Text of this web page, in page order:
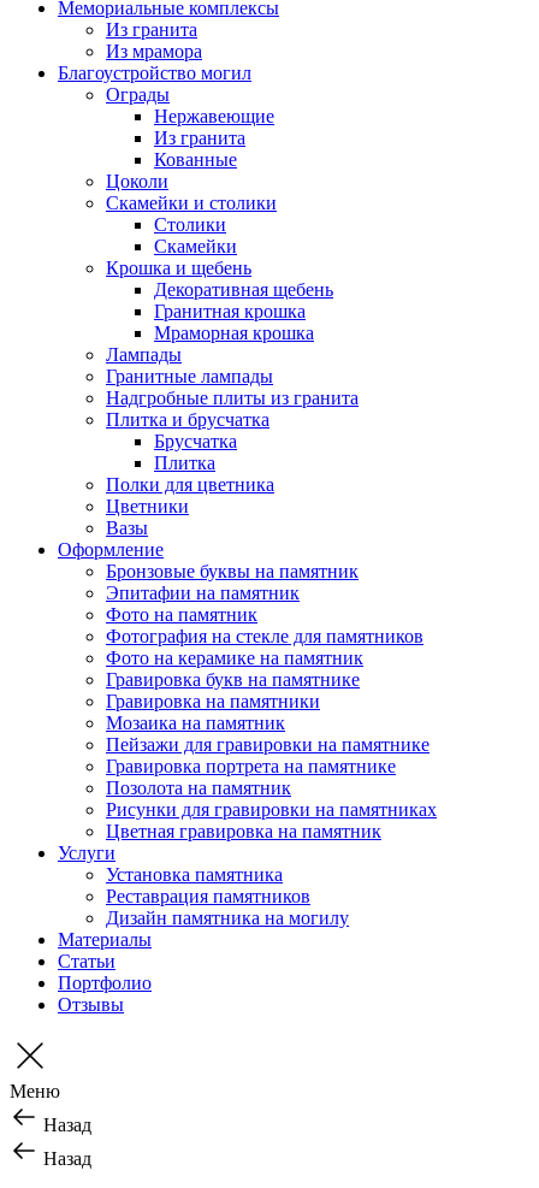
Мемориальные комплексы
Из гранита
Из мрамора
Благоустройство могил
Ограды
Нержавеющие
Из гранита
Кованные
Цоколи
Скамейки и столики
Столики
Скамейки
Крошка и щебень
Декоративная щебень
Гранитная крошка
Мраморная крошка
Лампады
Гранитные лампады
Надгробные плиты из гранита
Плитка и брусчатка
Брусчатка
Плитка
Полки для цветника
Цветники
Вазы
Оформление
Бронзовые буквы на памятник
Эпитафии на памятник
Фото на памятник
Фотография на стекле для памятников
Фото на керамике на памятник
Гравировка букв на памятнике
Гравировка на памятники
Мозаика на памятник
Пейзажи для гравировки на памятнике
Гравировка портрета на памятнике
Позолота на памятник
Рисунки для гравировки на памятниках
Цветная гравировка на памятник
Услуги
Установка памятника
Реставрация памятников
Дизайн памятника на могилу
Материалы
Статьи
Портфолио
Отзывы
Меню
Назад
Назад